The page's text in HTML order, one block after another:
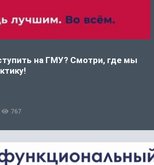
на ГМУ? Смотри, где мы
767